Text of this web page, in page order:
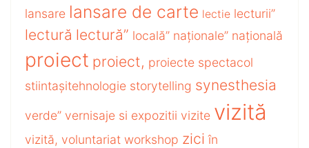
lansare lansare de carte lectie lecturii”
lectură lectură” locală” naționale” națională
proiect proiect, proiecte spectacol
stiintașitehnologie storytelling synesthesia
verde” vernisaje si expozitii vizite vizită
vizită, voluntariat workshop zici în